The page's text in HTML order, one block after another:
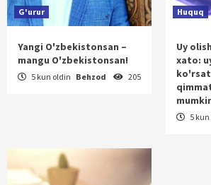
G'urur
Yangi O'zbekistonsan –
mangu O'zbekistonsan!
5 kun oldin Behzod 205
Huquq
Uy
xato:
5